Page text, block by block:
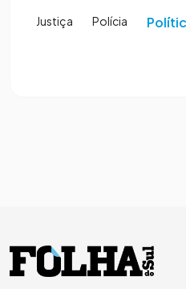
Justiça Polícia